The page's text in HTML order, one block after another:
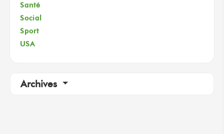
Santé
Social
Sport
USA
Archives